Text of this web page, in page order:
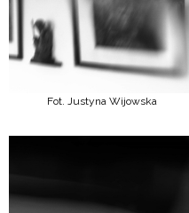
Fot. Justyna Wijowska